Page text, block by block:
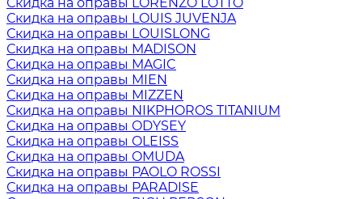
Скидка на оправы LOUIS JUVENJA
Скидка на оправы LOUISLONG
Скидка на оправы MADISON
Скидка на оправы MAGIC
Скидка на оправы MIEN
Скидка на оправы MIZZEN
Скидка на оправы NIKPHOROS TITANIUM
Скидка на оправы ODYSEY
Скидка на оправы OLEISS
Скидка на оправы OMUDA
Скидка на оправы PAOLO ROSSI
Скидка на оправы PARADISE